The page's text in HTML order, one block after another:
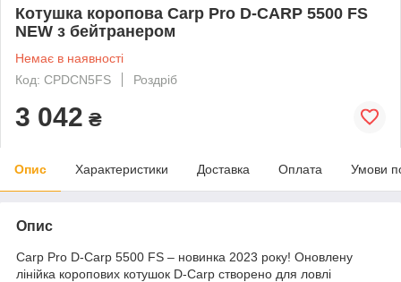
Котушка коропова Carp Pro D-CARP 5500 FS
NEW з бейтранером
Немає в наявності
Код: CPDCN5FS
Роздріб
3 042 ₴
Опис Характеристики Доставка Оплата Умови
Опис
Carp Pro D-Carp 5500 FS – новинка 2023 року! Оновлену
лінійка коропових котушок D-Carp створено для ловлі